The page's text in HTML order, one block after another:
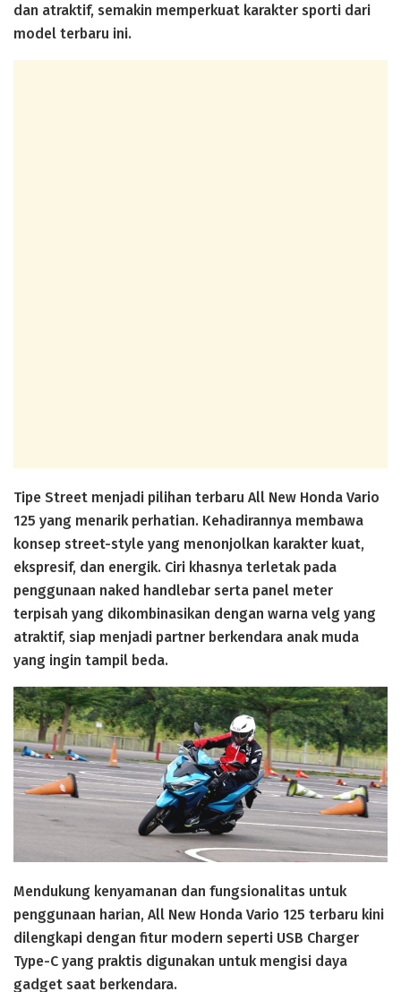
dan atraktif, semakin memperkuat karakter sporti dari
model terbaru ini.
Tipe Street menjadi pilihan terbaru All New Honda Vario
125 yang menarik perhatian. Kehadirannya membawa
konsep street-style yang menonjolkan karakter kuat,
ekspresif, dan energik. Ciri khasnya terletak pada
penggunaan naked handlebar serta panel meter
terpisah yang dikombinasikan dengan warna velg yang
atraktif, siap menjadi partner berkendara anak muda
yang ingin tampil beda.
Mendukung kenyamanan dan fungsionalitas untuk
penggunaan harian, All New Honda Vario 125 terbaru kini
dilengkapi dengan fitur modern seperti USB Charger
Type-C yang praktis digunakan untuk mengisi daya
gadget saat berkendara.